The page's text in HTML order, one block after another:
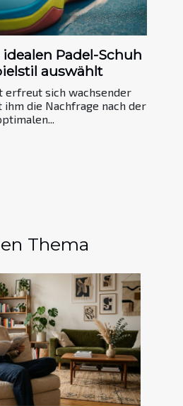
Padel-Schuh
auswählt
erfreut sich wachsender
die Nachfrage nach der
Thema